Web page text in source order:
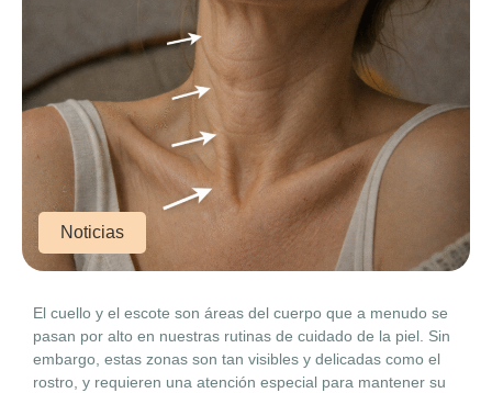
Noticias
El cuello y el escote son áreas del cuerpo que a menudo se
pasan por alto en nuestras rutinas de cuidado de la piel. Sin
embargo, estas zonas son tan visibles y delicadas como el
rostro, y requieren una atención especial para mantener su